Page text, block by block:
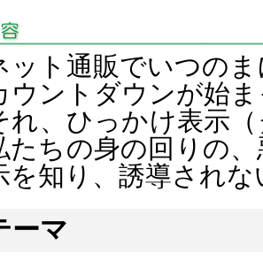
ット通販でいつの
ウントダウンが始
れ、ひっかけ表示
たちの身の回りの
を知り、誘導され
ーマ